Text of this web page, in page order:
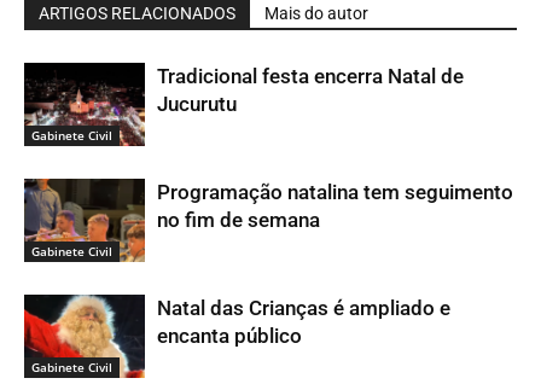
ARTIGOS RELACIONADOS Mais do autor
Gabinete Civil
Tradicional festa encerra Natal de
Jucurutu
Gabinete Civil
Programação natalina tem seguimento
no fim de semana
Gabinete Civil
Natal das Crianças é ampliado e
encanta público